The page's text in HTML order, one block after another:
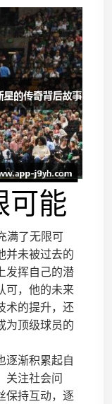
可能
满了无限可
并未被过去的
发挥自己的潜
可，他的未来
术的提升，还
为顶级球员的
逐渐积累起自
关注社会问
保持互动，逐